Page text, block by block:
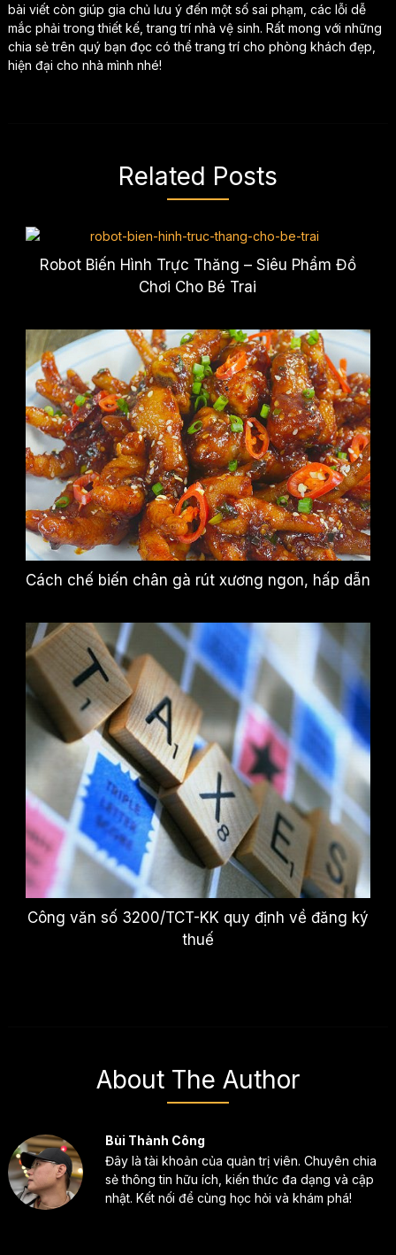
bài viết còn giúp gia chủ lưu ý đến một số sai phạm, các lỗi dễ
mắc phải trong thiết kế, trang trí nhà vệ sinh. Rất mong với những
chia sẻ trên quý bạn đọc có thể trang trí cho phòng khách đẹp,
hiện đại cho nhà mình nhé!
Related Posts
Robot Biến Hình Trực Thăng – Siêu Phẩm Đồ
Chơi Cho Bé Trai
Cách chế biến chân gà rút xương ngon, hấp dẫn
Công văn số 3200/TCT-KK quy định về đăng ký
thuế
About The Author
Bùi Thành Công
Đây là tài khoản của quản trị viên. Chuyên chia
sẻ thông tin hữu ích, kiến thức đa dạng và cập
nhật. Kết nối để cùng học hỏi và khám phá!